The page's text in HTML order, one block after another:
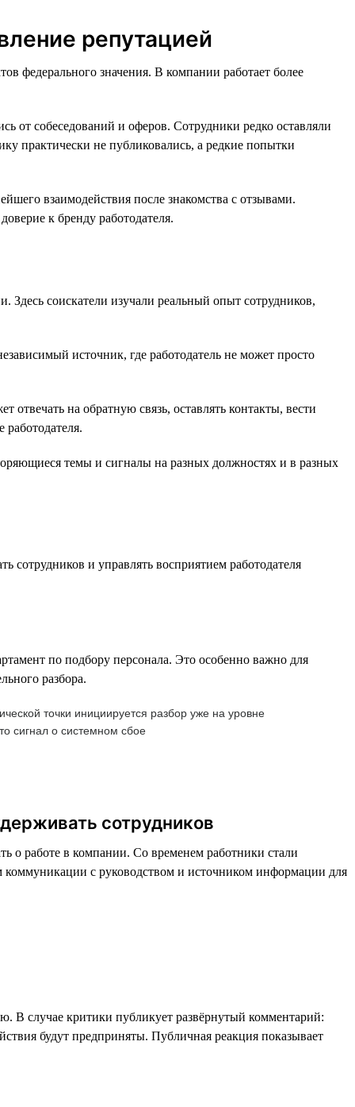
репутацией
федерального значения. В компании работает более
от собеседований и оферов. Сотрудники редко оставляли
практически не публиковались, а редкие попытки
взаимодействия после знакомства с отзывами.
к бренду работодателя.
Здесь соискатели изучали реальный опыт сотрудников,
источник, где работодатель не может просто
на обратную связь, оставлять контакты, вести
темы и сигналы на разных должностях и в разных
сотрудников и управлять восприятием работодателя
по подбору персонала. Это особенно важно для
разбора.
точки инициируется разбор уже на уровне
сигнал о системном сбое
сотрудников
о работе в компании. Со временем работники стали
коммуникации с руководством и источником информации для
В случае критики публикует развёрнутый комментарий:
будут предприняты. Публичная реакция показывает